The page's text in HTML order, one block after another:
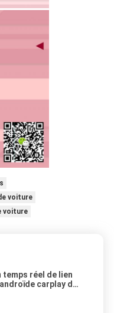
voiture
voiture
temps réel de lien
carplay de